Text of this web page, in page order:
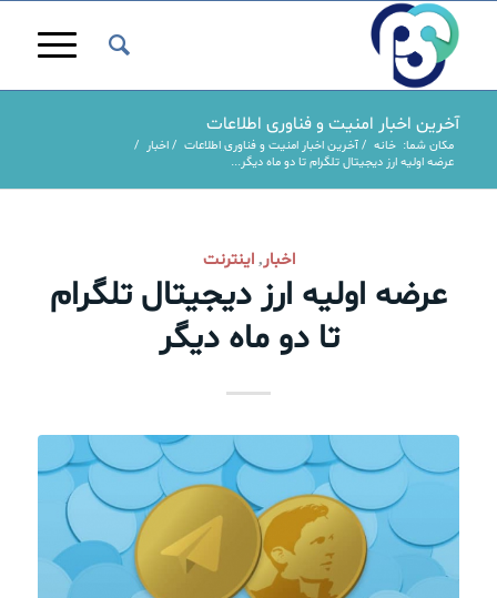
آخرین اخبار امنیت و فناوری اطلاعات
مکان شما: خانه / آخرین اخبار امنیت و فناوری اطلاعات / اخبار /
عرضه اولیه ارز دیجیتال تلگرام تا دو ماه دیگر...
اخبار,اینترنت
عرضه اولیه ارز دیجیتال تلگرام
تا دو ماه دیگر